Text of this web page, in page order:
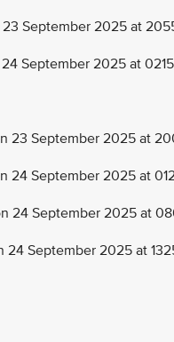
September 2025 at
September 2025 at
23 September 2025 at
September 2025 at
24 September 2025 at
September 2025 at